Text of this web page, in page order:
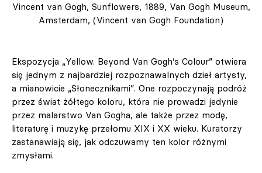
Vincent van Gogh, Sunflowers, 1889, Van Gogh Museum,
Amsterdam, (Vincent van Gogh Foundation)
Ekspozycja „Yellow. Beyond Van Gogh’s Colour” otwiera
się jednym z najbardziej rozpoznawalnych dzieł artysty,
a mianowicie „Słonecznikami”. One rozpoczynają podróż
przez świat żółtego koloru, która nie prowadzi jedynie
przez malarstwo Van Gogha, ale także przez modę,
literaturę i muzykę przełomu XIX i XX wieku. Kuratorzy
zastanawiają się, jak odczuwamy ten kolor różnymi
zmysłami.